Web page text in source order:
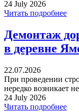
24 July 2026
Читать подробнее
Демонтаж
в деревне
22.07.2026
При проведении
нередко возникает
24 July 2026
Читать подробнее